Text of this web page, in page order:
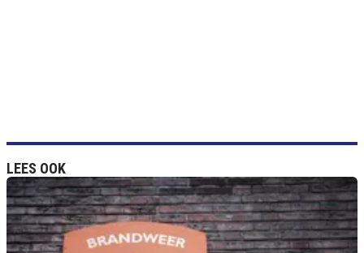
LEES OOK